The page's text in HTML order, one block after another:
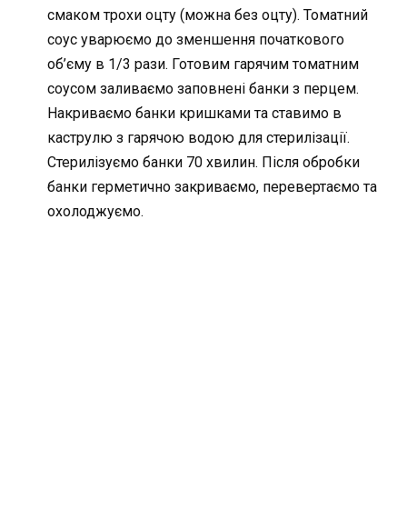
смаком трохи оцту (можна без оцту). Томатний
соус уварюємо до зменшення початкового
об’єму в 1/3 рази. Готовим гарячим томатним
соусом заливаємо заповнені банки з перцем.
Накриваємо банки кришками та ставимо в
каструлю з гарячою водою для стерилізації.
Стерилізуємо банки 70 хвилин. Після обробки
банки герметично закриваємо, перевертаємо та
охолоджуємо.